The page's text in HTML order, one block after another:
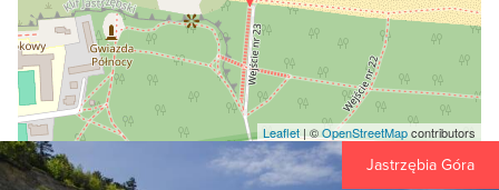
Leaflet | ©OpenStreetMapcontributors
Jastrzębia Góra